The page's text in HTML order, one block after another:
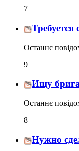
7
Требуется
Останнє
9
Ищу
Останнє
8
Нужно